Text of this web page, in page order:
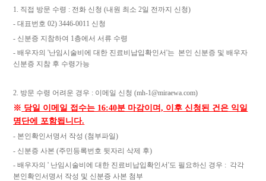
1. 직접 방문 수령 : 전화 신청(내원 최소2일 전까지 신청)
-대표번호02) 3446-0011 신청
- 신분증 지참하여 1 층에서 서류 수령
-배우자의 '난임시술비에 대한 진료비납입확인서'는 본인 신분증 및 배우자
신분증 지참 후 수령가능
2. 방문 수령 어려운 경우 : 이메일 신청(mh-1@miraewa.com)
※ 당일 이메일 접수는 16:40분 마감이며, 이후 신청된 건은 익일
명단에 포함됩니다.
- 본인확인서명서 작성(첨부파일)
- 신분증 사본(주민등록번호 뒷자리 삭제 후)
-배우자의 ' 난임시술비에 대한 진료비납입확인서'도 필요하신 경우 : 각각
본인확인서명서 작성 및 신분증 사본 첨부